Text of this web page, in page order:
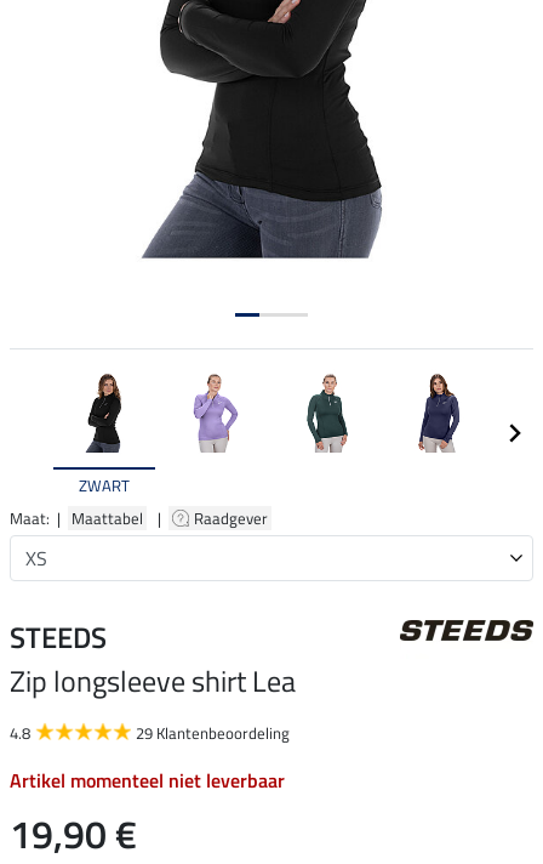
ZWART
Maat: | Maattabel | Raadgever
STEEDS
Zip longsleeve shirt Lea
4.8 29 Klantenbeoordeling
Artikel momenteel niet leverbaar
19,90 €